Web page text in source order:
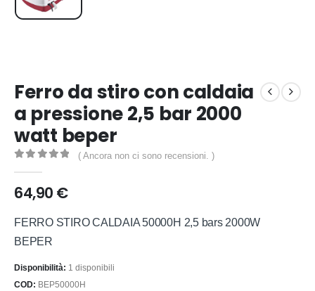
Ferro da stiro con caldaia
a pressione 2,5 bar 2000
watt beper
( Ancora non ci sono recensioni. )
64,90 €
FERRO STIRO CALDAIA 50000H 2,5 bars 2000W
BEPER
Disponibilità: 1 disponibili
COD: BEP50000H